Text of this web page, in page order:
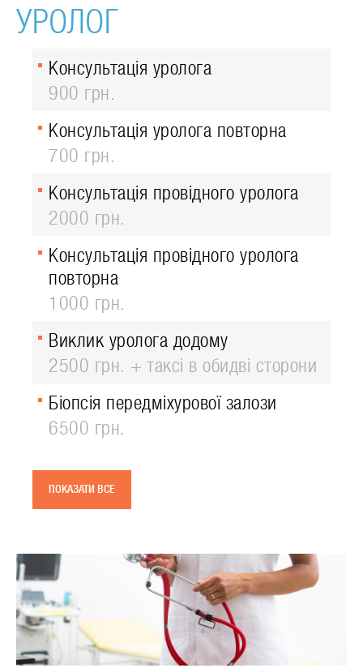
УРОЛОГ
Консультація уролога
900 грн.
Консультація уролога повторна
700 грн.
Консультація провідного уролога
2000 грн.
Консультація провідного уролога
повторна
1000 грн.
Виклик уролога додому
2500 грн. + таксі в обидві сторони
Біопсія передміхурової залози
6500 грн.
ПОКАЗАТИ ВСЕ